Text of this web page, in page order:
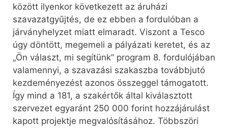
között ilyenkor következett az áruházi
szavazatgyűjtés, de ez ebben a fordulóban a
járványhelyzet miatt elmaradt. Viszont a Tesco
úgy döntött, megemeli a pályázati keretet, és az
„Ön választ, mi segítünk” program 8. fordulójában
valamennyi, a szavazási szakaszba továbbjutó
kezdeményezést azonos összeggel támogatott.
Így mind a 181, a szakértők által kiválasztott
szervezet egyaránt 250 000 forint hozzájárulást
kapott projektje megvalósításához. Többszöri